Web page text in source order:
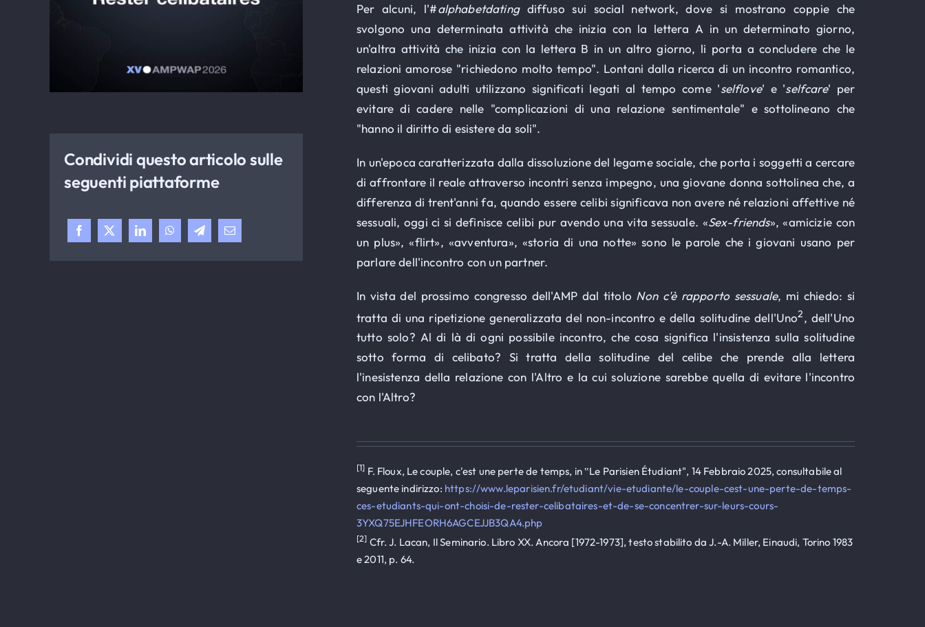
Condividi questo articolo sulle
seguenti piattaforme
Per alcuni, l'#alphabetdatingdiffuso sui social network, dove si mostrano coppie che
svolgono una determinata attività che inizia con la lettera A in un determinato giorno,
un'altra attività che inizia con la lettera B in un altro giorno, li porta a concludere che le
relazioni amorose "richiedono molto tempo". Lontani dalla ricerca di un incontro romantico,
questi giovani adulti utilizzano significati legati al tempo come 'selflove' e 'selfcare' per
evitare di cadere nelle "complicazioni di una relazione sentimentale" e sottolineano che
"hanno il diritto di esistere da soli".
In un'epoca caratterizzata dalla dissoluzione del legame sociale, che porta i soggetti a cercare
di affrontare il reale attraverso incontri senza impegno, una giovane donna sottolinea che, a
differenza di trent'anni fa, quando essere celibi significava non avere né relazioni affettive né
sessuali, oggi ci si definisce celibi pur avendo una vita sessuale. «Sex-friends», «amicizie con
un plus», «flirt», «avventura», «storia di una notte» sono le parole che i giovani usano per
parlare dell'incontro con un partner.
In vista del prossimo congresso dell'AMP dal titolo Non c'è rapporto sessuale, mi chiedo: si
tratta di una ripetizione generalizzata del non-incontro e della solitudine dell'Uno2, dell'Uno
tutto solo? Al di là di ogni possibile incontro, che cosa significa l'insistenza sulla solitudine
sotto forma di celibato? Si tratta della solitudine del celibe che prende alla lettera
l'inesistenza della relazione con l'Altro e la cui soluzione sarebbe quella di evitare l'incontro
con l'Altro?
[1] F. Floux, Le couple, c'est une perte de temps, in ‟Le Parisien Étudiant", 14 Febbraio 2025, consultabile al
seguente indirizzo: https://www.leparisien.fr/etudiant/vie-etudiante/le-couple-cest-une-perte-de-temps-
ces-etudiants-qui-ont-choisi-de-rester-celibataires-et-de-se-concentrer-sur-leurs-cours-
3YXQ75EJHFEORH6AGCEJJB3QA4.php
[2] Cfr. J. Lacan, Il Seminario. Libro XX. Ancora [1972-1973], testo stabilito da J.-A. Miller, Einaudi, Torino 1983
e 2011, p. 64.